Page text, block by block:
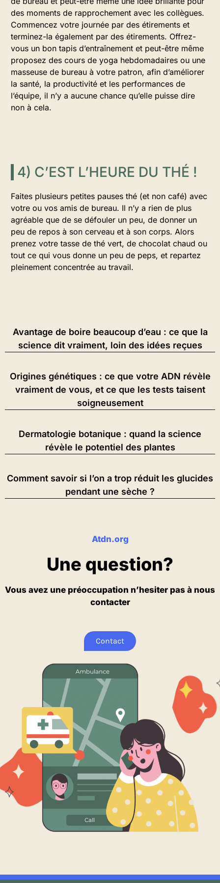
des moments de rapprochement avec les collègues.
Commencez votre journée par des étirements et
terminez-la également par des étirements. Offrez-
vous un bon tapis d’entraînement et peut-être même
proposez des cours de yoga hebdomadaires ou une
masseuse de bureau à votre patron, afin d’améliorer
la santé, la productivité et les performances de
l’équipe, il n’y a aucune chance qu’elle puisse dire
non à cela.
4) C’EST L’HEURE DU THÉ !
Faites plusieurs petites pauses thé (et non café) avec
votre ou vos amis de bureau. Il n’y a rien de plus
agréable que de se défouler un peu, de donner un
peu de repos à son cerveau et à son corps. Alors
prenez votre tasse de thé vert, de chocolat chaud ou
tout ce qui vous donne un peu de peps, et repartez
pleinement concentrée au travail.
Avantage de boire beaucoup d’eau : ce que la
science dit vraiment, loin des idées reçues
Origines génétiques : ce que votre ADN révèle
vraiment de vous, et ce que les tests taisent
soigneusement
Dermatologie botanique : quand la science
révèle le potentiel des plantes
Comment savoir si l’on a trop réduit les glucides
pendant une sèche ?
Atdn.org
Une question?
Vous avez une préoccupation n’hesiter pas à nous
contacter
Contact